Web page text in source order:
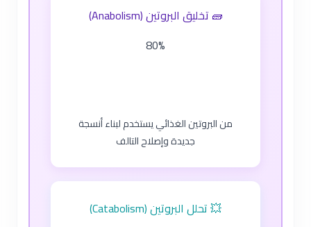
🧱 تخليق البروتين (Anabolism)
80%
من البروتين الغذائي يستخدم لبناء أنسجة
جديدة وإصلاح التالف
💥 تحلل البروتين (Catabolism)